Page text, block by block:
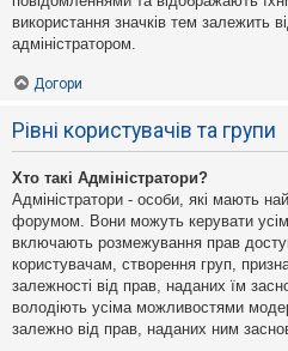
використання значків тем залежить
адміністратором.
Догори
Рівні користувачів та групи
Хто такі Адміністратори?
Адміністратори - особи, які мають
форумом. Вони можуть керувати
включають розмежування прав
користувачам, створення груп,
залежності від прав, наданих їм
володіють усіма можливостями
залежно від прав, наданих ним